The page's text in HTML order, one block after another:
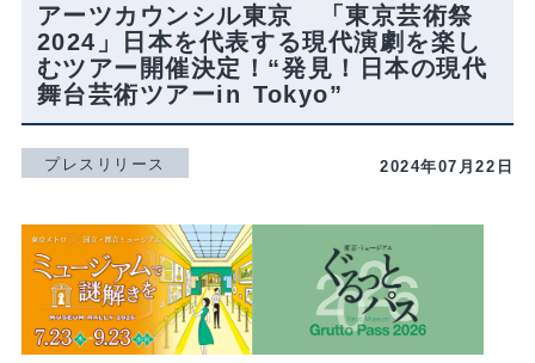
アーツカウンシル東京 「東京芸術祭
2024」日本を代表する現代演劇を楽し
むツアー開催決定！“発見！日本の現代
舞台芸術ツアーin Tokyo”
プレスリリース 2024年07月22日